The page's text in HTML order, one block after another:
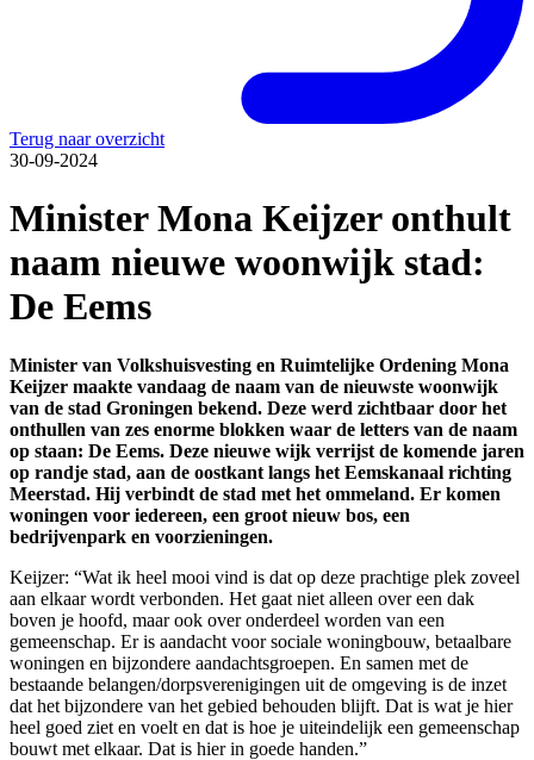
Terug naar overzicht
30-09-2024
Minister Mona Keijzer onthult
naam nieuwe woonwijk stad:
De Eems
Minister van Volkshuisvesting en Ruimtelijke Ordening Mona
Keijzer maakte vandaag de naam van de nieuwste woonwijk
van de stad Groningen bekend. Deze werd zichtbaar door het
onthullen van zes enorme blokken waar de letters van de naam
op staan: De Eems. Deze nieuwe wijk verrijst de komende jaren
op randje stad, aan de oostkant langs het Eemskanaal richting
Meerstad. Hij verbindt de stad met het ommeland. Er komen
woningen voor iedereen, een groot nieuw bos, een
bedrijvenpark en voorzieningen.
Keijzer: “Wat ik heel mooi vind is dat op deze prachtige plek zoveel
aan elkaar wordt verbonden. Het gaat niet alleen over een dak
boven je hoofd, maar ook over onderdeel worden van een
gemeenschap. Er is aandacht voor sociale woningbouw, betaalbare
woningen en bijzondere aandachtsgroepen. En samen met de
bestaande belangen/dorpsverenigingen uit de omgeving is de inzet
dat het bijzondere van het gebied behouden blijft. Dat is wat je hier
heel goed ziet en voelt en dat is hoe je uiteindelijk een gemeenschap
bouwt met elkaar. Dat is hier in goede handen.”